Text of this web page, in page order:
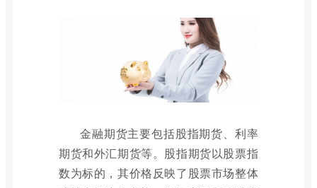
金融期货主要包括股指期货、利率
期货和外汇期货等。股指期货以股票指
数为标的，其价格反映了股票市场整体